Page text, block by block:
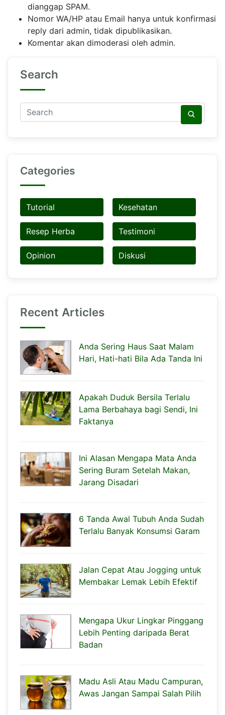
dianggap SPAM.
Nomor WA/HP atau Email hanya untuk konfirmasi
reply dari admin, tidak dipublikasikan.
Komentar akan dimoderasi oleh admin.
Search
Categories
Tutorial Kesehatan
Resep Herba Testimoni
Opinion Diskusi
Recent Articles
Anda Sering Haus Saat Malam
Hari, Hati-hati Bila Ada Tanda Ini
Apakah Duduk Bersila Terlalu
Lama Berbahaya bagi Sendi, Ini
Faktanya
Ini Alasan Mengapa Mata Anda
Sering Buram Setelah Makan,
Jarang Disadari
6 Tanda Awal Tubuh Anda Sudah
Terlalu Banyak Konsumsi Garam
Jalan Cepat Atau Jogging untuk
Membakar Lemak Lebih Efektif
Mengapa Ukur Lingkar Pinggang
Lebih Penting daripada Berat
Badan
Madu Asli Atau Madu Campuran,
Awas Jangan Sampai Salah Pilih